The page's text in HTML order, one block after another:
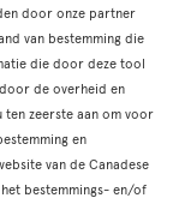
door onze partner
van bestemming die
die door deze tool
de overheid en
zeerste aan om voor
en
van de Canadese
bestemmings- en/of